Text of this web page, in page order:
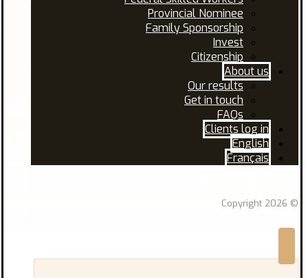
Provincial Nominee
Family Sponsorship
Invest
Citizenship
About us
Our results
Get in touch
FAQs
Clients log in
English
Français
© Copyright 2026